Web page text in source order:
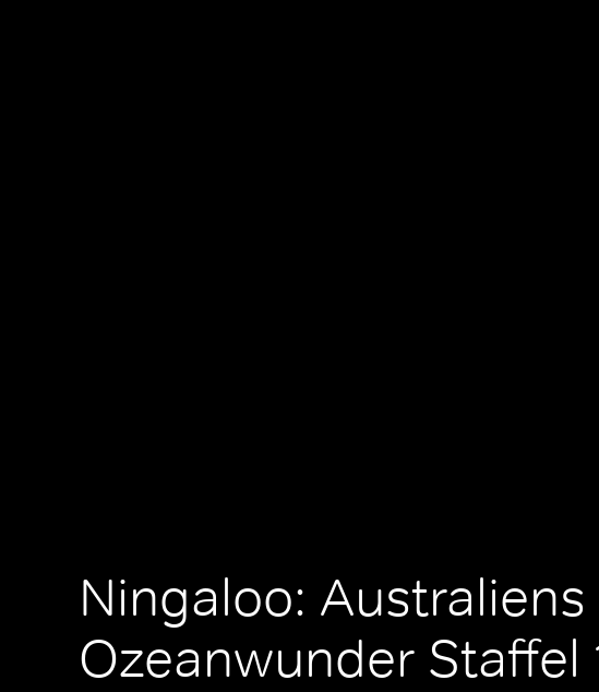
Ningaloo: Australiens
Ozeanwunder Staffel